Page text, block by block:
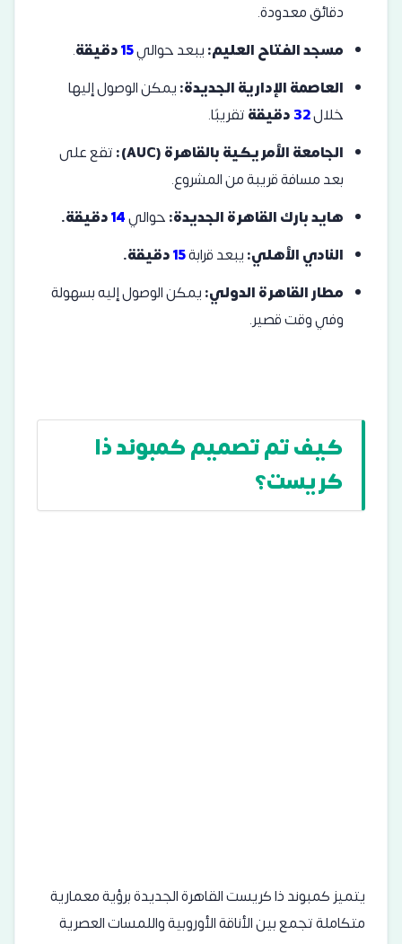
دقائق معدودة.
مسجد الفتاح العليم:يبعد حوالي15دقيقة.
العاصمة الإدارية الجديدة:يمكن الوصول إليها
خلال32دقيقةتقريبًا.
الجامعة الأمريكية بالقاهرة (AUC):
تقع على
بعد مسافة قريبة من المشروع.
هايد بارك القاهرة الجديدة:حوالي14دقيقة.
النادي الأهلي:يبعد قرابة15دقيقة.
مطار القاهرة الدولي:يمكن الوصول إليه بسهولة
وفي وقت قصير.
كيف تم تصميم كمبوند ذا
كريست؟
يتميز كمبوند ذا كريست القاهرة الجديدة برؤية معمارية
متكاملة تجمع بين الأناقة الأوروبية واللمسات العصرية